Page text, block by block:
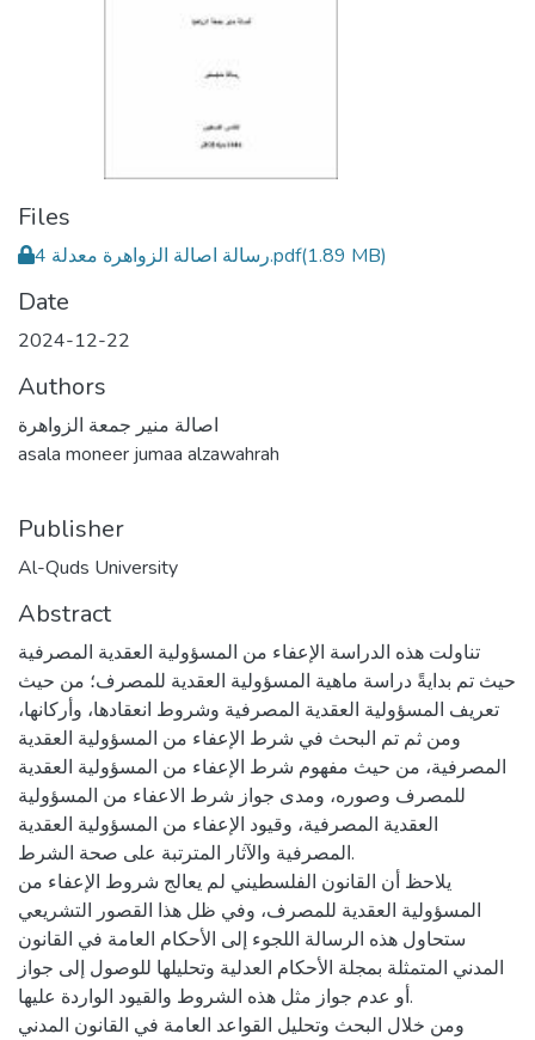
Files
رسالة اصالة الزواهرة معدلة 4.pdf(1.89 MB)
Date
2024-12-22
Authors
اصالة منير جمعة الزواهرة
asala moneer jumaa alzawahrah
Publisher
Al-Quds University
Abstract
تناولت هذه الدراسة الإعفاء من المسؤولية العقدية المصرفية
حيث تم بدايةً دراسة ماهية المسؤولية العقدية للمصرف؛ من حيث
تعريف المسؤولية العقدية المصرفية وشروط انعقادها، وأركانها،
ومن ثم تم البحث في شرط الإعفاء من المسؤولية العقدية
المصرفية، من حيث مفهوم شرط الإعفاء من المسؤولية العقدية
للمصرف وصوره، ومدى جواز شرط الاعفاء من المسؤولية
العقدية المصرفية، وقيود الإعفاء من المسؤولية العقدية
المصرفية والآثار المترتبة على صحة الشرط.
يلاحظ أن القانون الفلسطيني لم يعالج شروط الإعفاء من
المسؤولية العقدية للمصرف، وفي ظل هذا القصور التشريعي
ستحاول هذه الرسالة اللجوء إلى الأحكام العامة في القانون
المدني المتمثلة بمجلة الأحكام العدلية وتحليلها للوصول إلى جواز
أو عدم جواز مثل هذه الشروط والقيود الواردة عليها.
ومن خلال البحث وتحليل القواعد العامة في القانون المدني